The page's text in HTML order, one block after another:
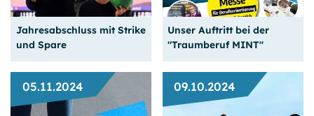
unterwegs
Weiterlesen
umsetzen
Weiterlesen
Jahresabschluss mit Strike
und Spare
Unser Auftritt bei der
"Traumberuf MINT"
05.11.2024 09.10.2024